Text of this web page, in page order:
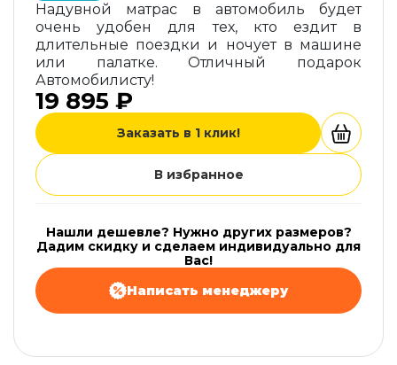
Надувной матрас в автомобиль будет
очень удобен для тех, кто ездит в
длительные поездки и ночует в машине
или палатке. Отличный подарок
Автомобилисту!
19 895 ₽
Заказать в 1 клик!
В избранное
Нашли дешевле? Нужно других размеров?
Дадим скидку и сделаем индивидуально для
Вас!
Написать менеджеру